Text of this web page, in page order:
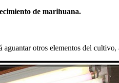
de marihuana.
aguantar otros elementos del